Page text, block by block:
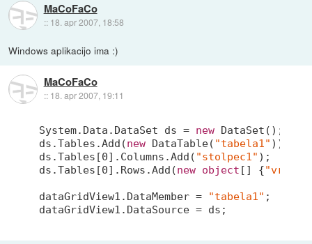
MaCoFaCo
:: 18. apr 2007, 18:58
Windows aplikacijo ima :)
MaCoFaCo
:: 18. apr 2007, 19:11
System.Data.DataSet ds = new DataSet();
ds.Tables.Add(new DataTable( "tabela1" ));
ds.Tables[0].Columns.Add( "stolpec1" );
ds.Tables[0].Rows.Add(new object [] {
dataGridView1.DataMember = "tabela1" ;